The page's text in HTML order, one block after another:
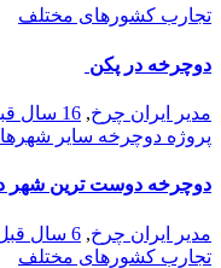
تجارب کشورهای مختلف
دوچرخه در پکن
مدیر ایران چرخ, 16 سال قبل
پروژه دوچرخه سایر شهرها
دوچرخه دوست ترین شهر دنیا
مدیر ایران چرخ, 6 سال قبل
تجارب کشورهای مختلف